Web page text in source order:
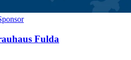
Fulda